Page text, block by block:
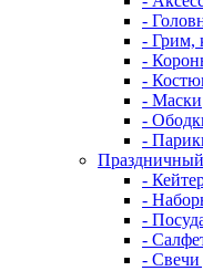
-
- Грим,
-
-
- Маски
-
-
-
-
-
-
- Свечи